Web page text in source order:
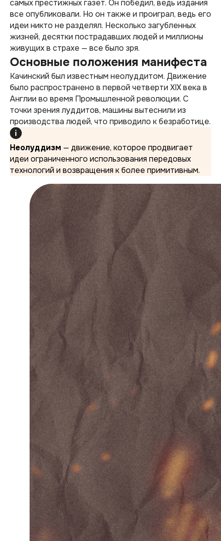
самых престижных газет. Он победил, ведь издания
все опубликовали. Но он также и проиграл, ведь его
идеи никто не разделял. Несколько загубленных
жизней, десятки пострадавших людей и миллионы
живущих в страхе — все было зря.
Основные положения манифеста
Качинский был известным неолуддитом. Движение
было распространено в первой четверти XIX века в
Англии во время Промышленной революции. С
точки зрения луддитов, машины вытеснили из
производства людей, что приводило к безработице.
Неолуддизм — движение, которое продвигает
идеи ограниченного использования передовых
технологий и возвращения к более примитивным.